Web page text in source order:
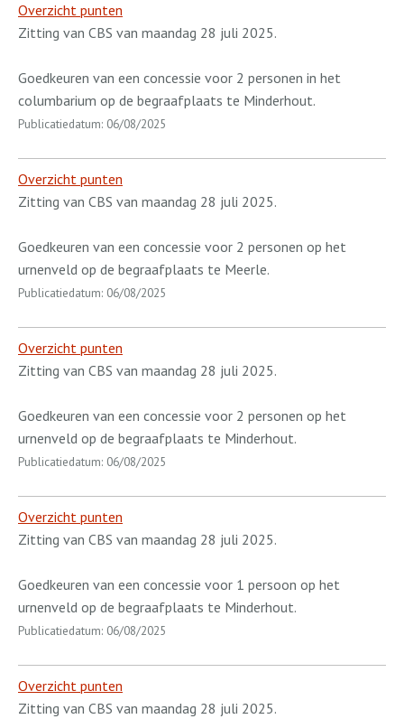
Overzicht punten
Zitting van CBS van maandag 28 juli 2025.
Goedkeuren van een concessie voor 2 personen in het
columbarium op de begraafplaats te Minderhout.
Publicatiedatum: 06/08/2025
Overzicht punten
Zitting van CBS van maandag 28 juli 2025.
Goedkeuren van een concessie voor 2 personen op het
urnenveld op de begraafplaats te Meerle.
Publicatiedatum: 06/08/2025
Overzicht punten
Zitting van CBS van maandag 28 juli 2025.
Goedkeuren van een concessie voor 2 personen op het
urnenveld op de begraafplaats te Minderhout.
Publicatiedatum: 06/08/2025
Overzicht punten
Zitting van CBS van maandag 28 juli 2025.
Goedkeuren van een concessie voor 1 persoon op het
urnenveld op de begraafplaats te Minderhout.
Publicatiedatum: 06/08/2025
Overzicht punten
Zitting van CBS van maandag 28 juli 2025.